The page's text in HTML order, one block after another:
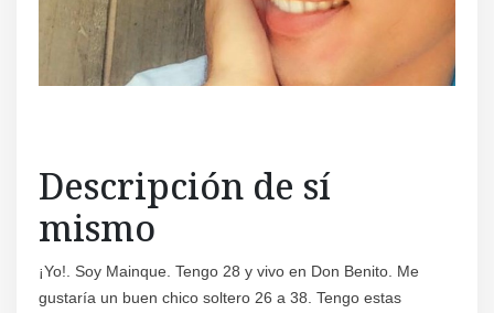
Descripción de sí
mismo
¡Yo!. Soy Mainque. Tengo 28 y vivo en Don Benito. Me
gustaría un buen chico soltero 26 a 38. Tengo estas